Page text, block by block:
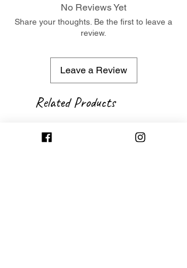
No Reviews Yet
Share your thoughts. Be the first to leave a
review.
Leave a Review
Related Products